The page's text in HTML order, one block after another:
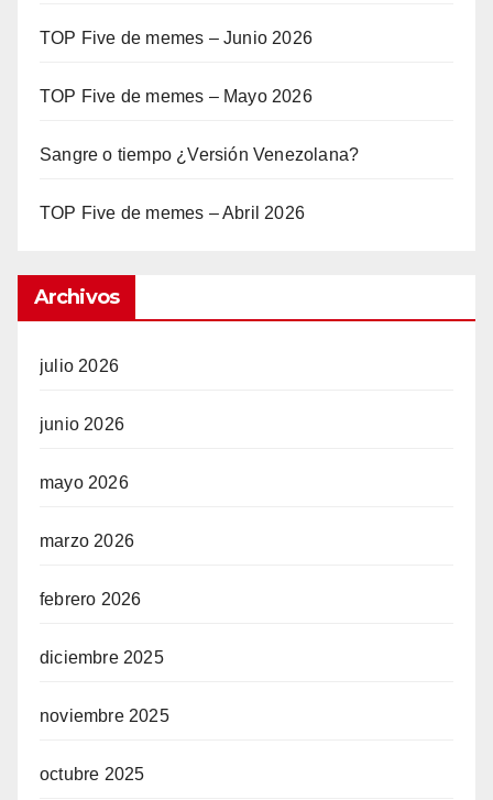
TOP Five de memes – Junio 2026
TOP Five de memes – Mayo 2026
Sangre o tiempo ¿Versión Venezolana?
TOP Five de memes – Abril 2026
Archivos
julio 2026
junio 2026
mayo 2026
marzo 2026
febrero 2026
diciembre 2025
noviembre 2025
octubre 2025